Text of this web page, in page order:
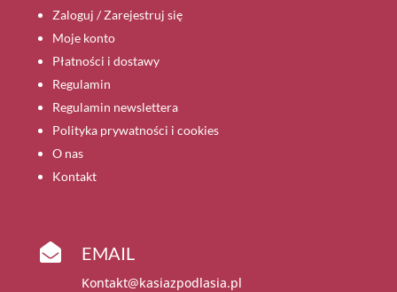
Zaloguj / Zarejestruj się
Moje konto
Płatności i dostawy
Regulamin
Regulamin newslettera
Polityka prywatności i cookies
O nas
Kontakt
 EMAIL
Kontakt@kasiazpodlasia.pl